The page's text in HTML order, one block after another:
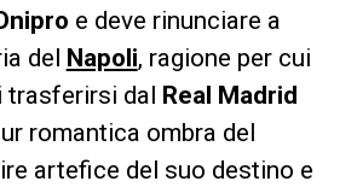
Dnipro e deve rinunciare a
del
Napoli, ragione per cui
trasferirsi dal
Real Madrid
romantica ombra del
artefice del suo destino e